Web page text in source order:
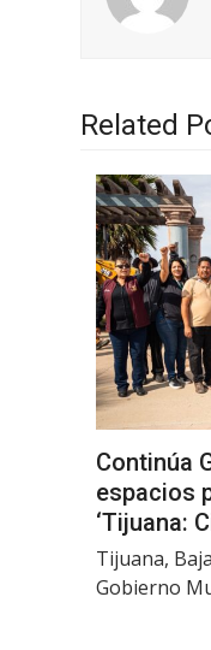
Related
Continúa
espacios
‘Tijuana:
Tijuana,
Gobierno